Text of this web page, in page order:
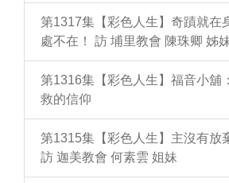
第1317集【彩色人生】奇蹟就在
處不在！ 訪 埔里教會 陳珠卿 姊
第1316集【彩色人生】福音小舖
救的信仰
第1315集【彩色人生】主沒有放
訪 迦美教會 何素雲 姐妹